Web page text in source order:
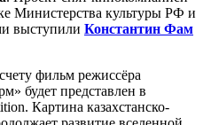
Министерства культуры РФ и
выступили Константин Фам
фильм режиссёра
будет представлен в
Картина казахстанско-